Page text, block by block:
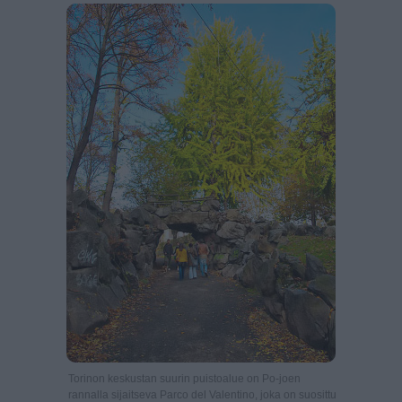
Torinon keskustan suurin puistoalue on Po-joen
rannalla sijaitseva Parco del Valentino, joka on suosittu